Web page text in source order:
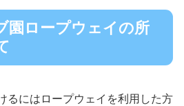
園ロープウェイの所
るにはロープウェイを利用した方